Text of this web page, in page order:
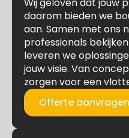
daarom bieden we
aan. Samen met ons
professionals
leveren we
jouw visie. Van
zorgen voor een
Offerte aanvragen